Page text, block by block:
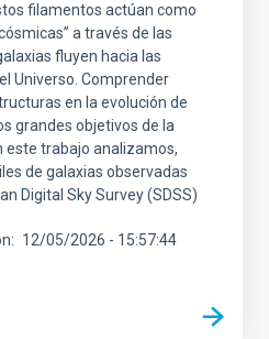
filamentos actúan como
a través de las
fluyen hacia las
Universo. Comprender
en la evolución de
grandes objetivos de la
este trabajo analizamos,
de galaxias observadas
Digital Sky Survey (SDSS)
12/05/2026 - 15:57:44